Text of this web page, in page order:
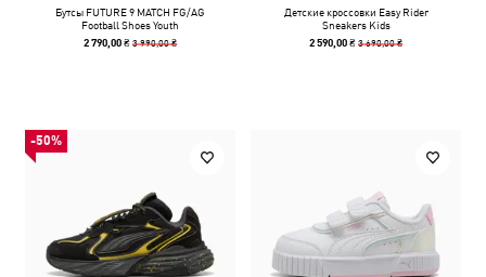
Бутсы FUTURE 9 MATCH FG/AG
Football Shoes Youth
2 790,00 ₴3 990,00 ₴
Детские кроссовки Easy Rider
Sneakers Kids
2 590,00 ₴3 690,00 ₴
-50%